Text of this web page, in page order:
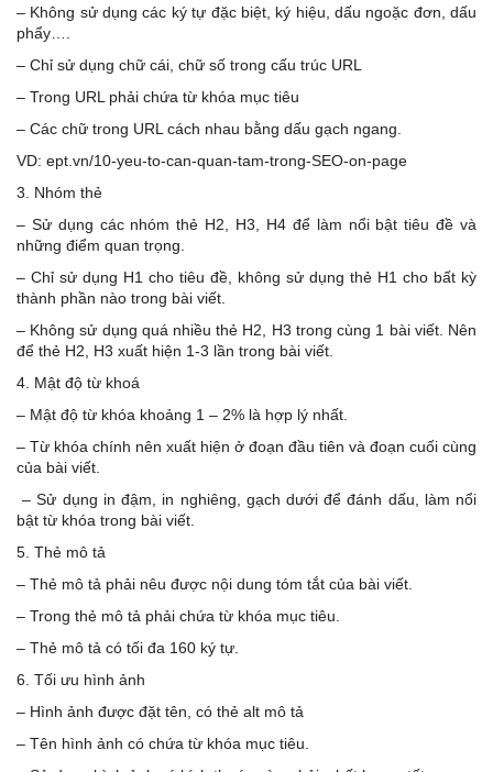
– Không sử dụng các ký tự đặc biệt, ký hiệu, dấu ngoặc đơn, dấu
phẩy….
– Chỉ sử dụng chữ cái, chữ số trong cấu trúc URL
– Trong URL phải chứa từ khóa mục tiêu
– Các chữ trong URL cách nhau bằng dấu gạch ngang.
VD: ept.vn/10-yeu-to-can-quan-tam-trong-SEO-on-page
3. Nhóm thẻ
– Sử dụng các nhóm thẻ H2, H3, H4 để làm nổi bật tiêu đề và
những điểm quan trọng.
– Chỉ sử dụng H1 cho tiêu đề, không sử dụng thẻ H1 cho bất kỳ
thành phần nào trong bài viết.
– Không sử dụng quá nhiều thẻ H2, H3 trong cùng 1 bài viết. Nên
để thẻ H2, H3 xuất hiện 1-3 lần trong bài viết.
4. Mật độ từ khoá
– Mật độ từ khóa khoảng 1 – 2% là hợp lý nhất.
– Từ khóa chính nên xuất hiện ở đoạn đầu tiên và đoạn cuối cùng
của bài viết.
– Sử dụng in đậm, in nghiêng, gạch dưới để đánh dấu, làm nổi
bật từ khóa trong bài viết.
5. Thẻ mô tả
– Thẻ mô tả phải nêu được nội dung tóm tắt của bài viết.
– Trong thẻ mô tả phải chứa từ khóa mục tiêu.
– Thẻ mô tả có tối đa 160 ký tự.
6. Tối ưu hình ảnh
– Hình ảnh được đặt tên, có thẻ alt mô tả
– Tên hình ảnh có chứa từ khóa mục tiêu.